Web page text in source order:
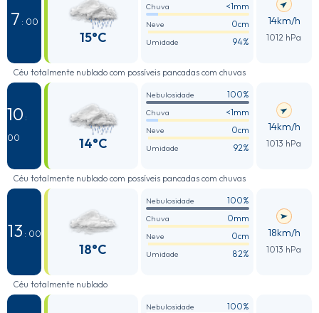
7 : 00
15°C
Chuva <1mm
Neve 0cm
Umidade 94%
14km/h
1012 hPa
Céu totalmente nublado com possíveis pancadas com chuvas
10 :
00
14°C
Nebulosidade 100%
Chuva <1mm
Neve 0cm
Umidade 92%
14km/h
1013 hPa
Céu totalmente nublado com possíveis pancadas com chuvas
13 : 00
18°C
Nebulosidade 100%
Chuva 0mm
Neve 0cm
Umidade 82%
18km/h
1013 hPa
Céu totalmente nublado
Nebulosidade 100%